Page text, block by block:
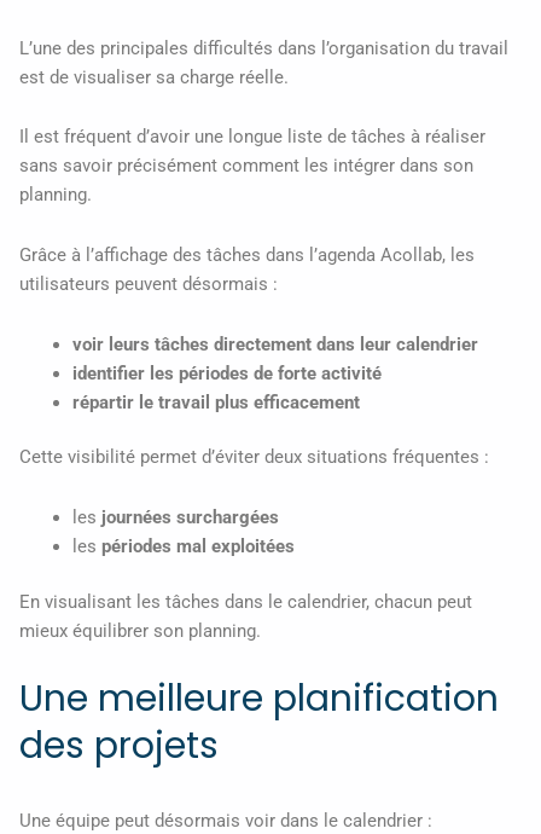
L’une des principales difficultés dans l’organisation du travail
est de visualiser sa charge réelle.
Il est fréquent d’avoir une longue liste de tâches à réaliser
sans savoir précisément comment les intégrer dans son
planning.
Grâce à l’affichage des tâches dans l’agenda Acollab, les
utilisateurs peuvent désormais :
voir leurs tâches directement dans leur calendrier
identifier les périodes de forte activité
répartir le travail plus efficacement
Cette visibilité permet d’éviter deux situations fréquentes :
les journées surchargées
les périodes mal exploitées
En visualisant les tâches dans le calendrier, chacun peut
mieux équilibrer son planning.
Une meilleure planification
des projets
Une équipe peut désormais voir dans le calendrier :